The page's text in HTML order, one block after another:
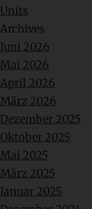
Units
Archives
Juni 2026
Mai 2026
April 2026
März 2026
Dezember 2025
Oktober 2025
Mai 2025
März 2025
Januar 2025